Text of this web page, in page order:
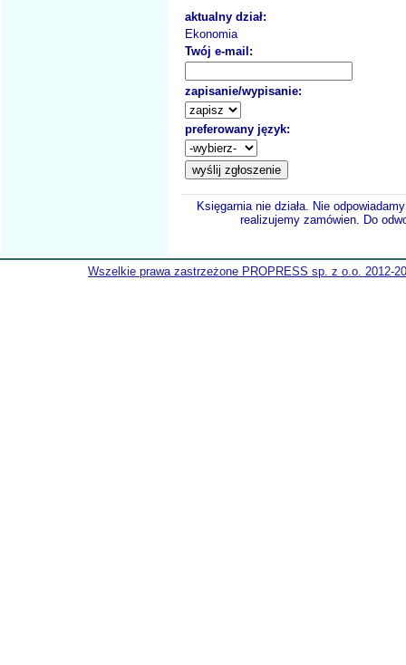
aktualny dział:
Ekonomia
Twój e-mail:
zapisanie/wypisanie:
preferowany język:
Księgarnia nie działa. Nie
realizujemy zamówien. Do
Wszelkie prawa zastrzeżone PROPRESS sp. z o.o. 2012-